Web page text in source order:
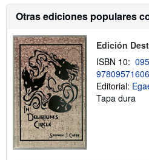
Otras ediciones populares
Edición
ISBN 10:
Editorial:
Tapa dura